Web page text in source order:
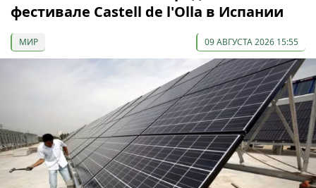
фестивале Castell de l'Olla в Испании
МИР 09 АВГУСТА 2026 15:55